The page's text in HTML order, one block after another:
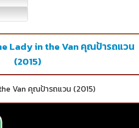
Lady in the Van คุณป้ารถแวน
(2015)
Van คุณป้ารถแวน (2015)